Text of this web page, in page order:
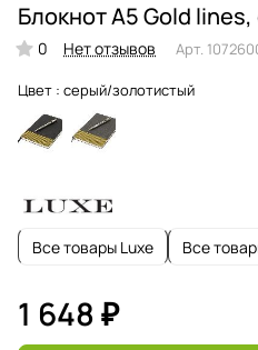
Блокнот А5 Gold
0 Нет отзывов Арт.
Цвет : серый/золотистый
Все товары Luxe Все
1 648 ₽